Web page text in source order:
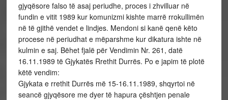
gjyqësore falso të asaj periudhe, proces i zhvilluar në
fundin e vitit 1989 kur komunizmi kishte marrë rrokullimën
në të gjithë vendet e lindjes. Mendoni si kanë qenë këto
procese në periudhat e mëparshme kur dikatura ishte në
kulmin e saj. Bëhet fjalë për Vendimin Nr. 261, datë
16.11.1989 të Gjykatës Rrethit Durrës. Po e japim të plotë
këtë vendim:
Gjykata e rrethit Durrës më 15-16.11.1989, shqyrtoi në
seancë gjyqësore me dyer të hapura çështjen penale